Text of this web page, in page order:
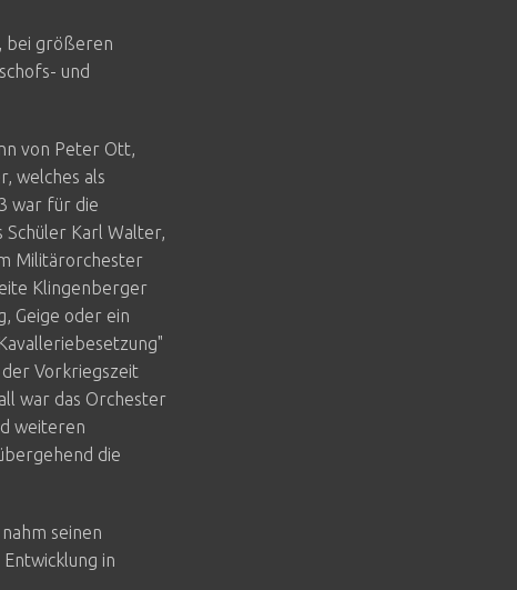
bei größeren
und
von Peter Ott,
welches als
war für die
Karl Walter,
Militärorchester
Klingenberger
Geige oder ein
Vorkriegszeit
war das Orchester
weiteren
die
seinen
in